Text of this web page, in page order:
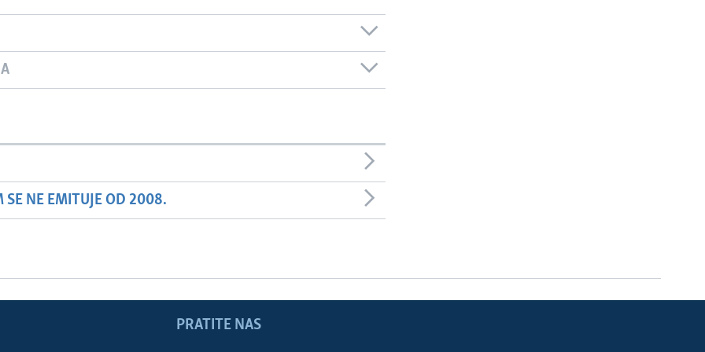
SE NE EMITUJE OD 2008.
PRATITE NAS